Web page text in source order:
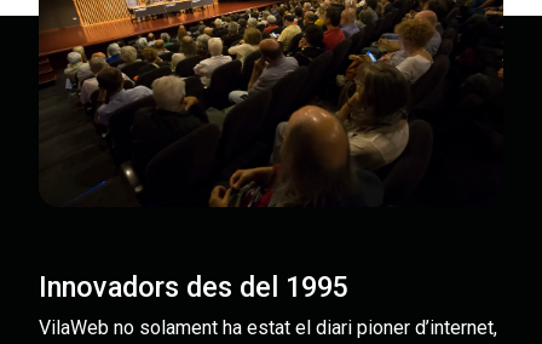
Innovadors des del 1995
VilaWeb no solament ha estat el diari pioner d’internet,